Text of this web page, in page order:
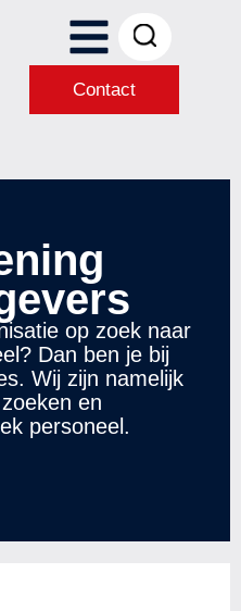
Contact
op zoek naar
Dan ben je bij
Wij zijn namelijk
en
personeel.